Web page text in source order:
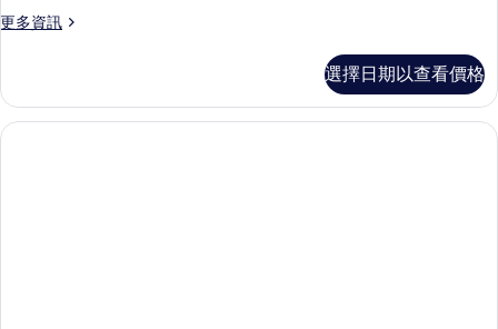
更多資訊
更
雙
人
房
選擇日期以查看價格